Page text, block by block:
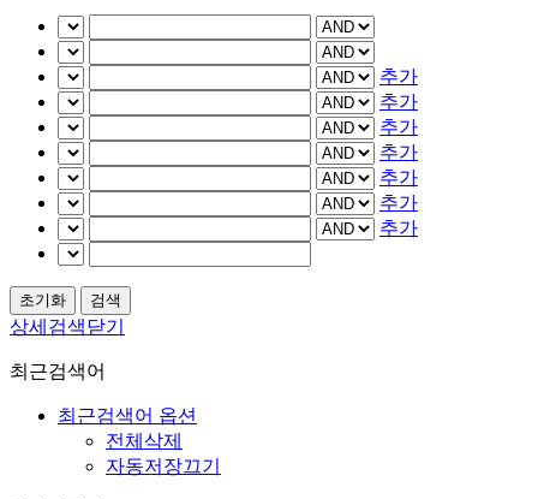
추가
추가
추가
추가
추가
추가
추가
상세검색닫기
최근검색어
최근검색어 옵션
전체삭제
자동저장끄기